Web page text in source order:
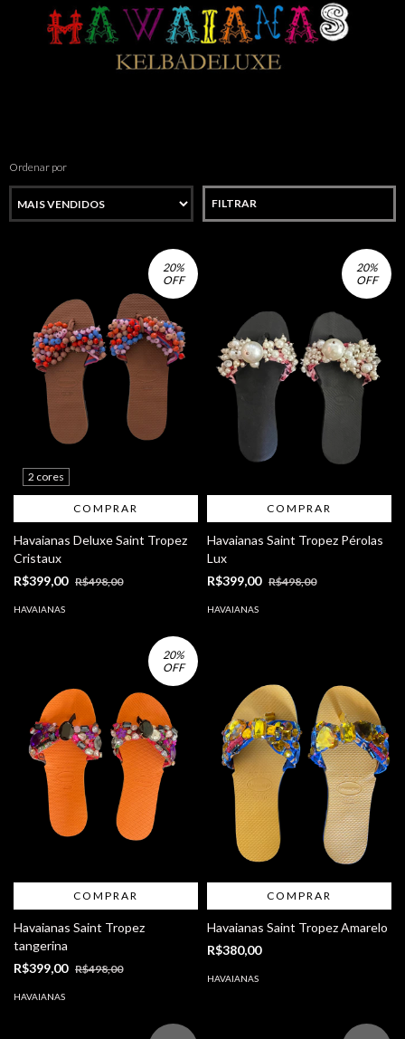
Ordenar por
FILTRAR
20%
OFF
2 cores
COMPRAR
Havaianas Deluxe Saint Tropez
Cristaux
R$399,00 R$498,00
HAVAIANAS
20%
OFF
COMPRAR
Havaianas Saint Tropez Pérolas
Lux
R$399,00 R$498,00
HAVAIANAS
20%
OFF
COMPRAR
Havaianas Saint Tropez
tangerina
R$399,00 R$498,00
HAVAIANAS
COMPRAR
Havaianas Saint Tropez Amarelo
R$380,00
HAVAIANAS